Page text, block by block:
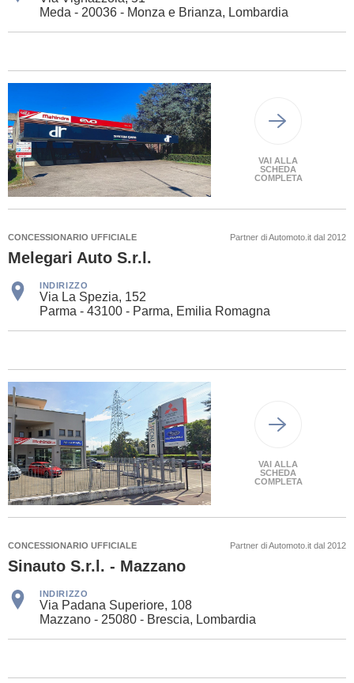
Meda - 20036 - Monza e Brianza, Lombardia
VAI ALLA
SCHEDA
COMPLETA
CONCESSIONARIO UFFICIALE Partner di Automoto.it dal 2012
Melegari Auto S.r.l.
INDIRIZZO
Via La Spezia, 152
Parma - 43100 - Parma, Emilia Romagna
VAI ALLA
SCHEDA
COMPLETA
CONCESSIONARIO UFFICIALE Partner di Automoto.it dal 2012
Sinauto S.r.l. - Mazzano
INDIRIZZO
Via Padana Superiore, 108
Mazzano - 25080 - Brescia, Lombardia